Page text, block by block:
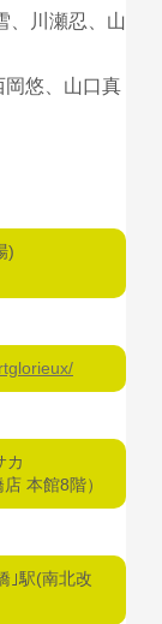
、川瀬忍、山
岡悠、山口真
)
カ
本館8階）
｣駅(南北改